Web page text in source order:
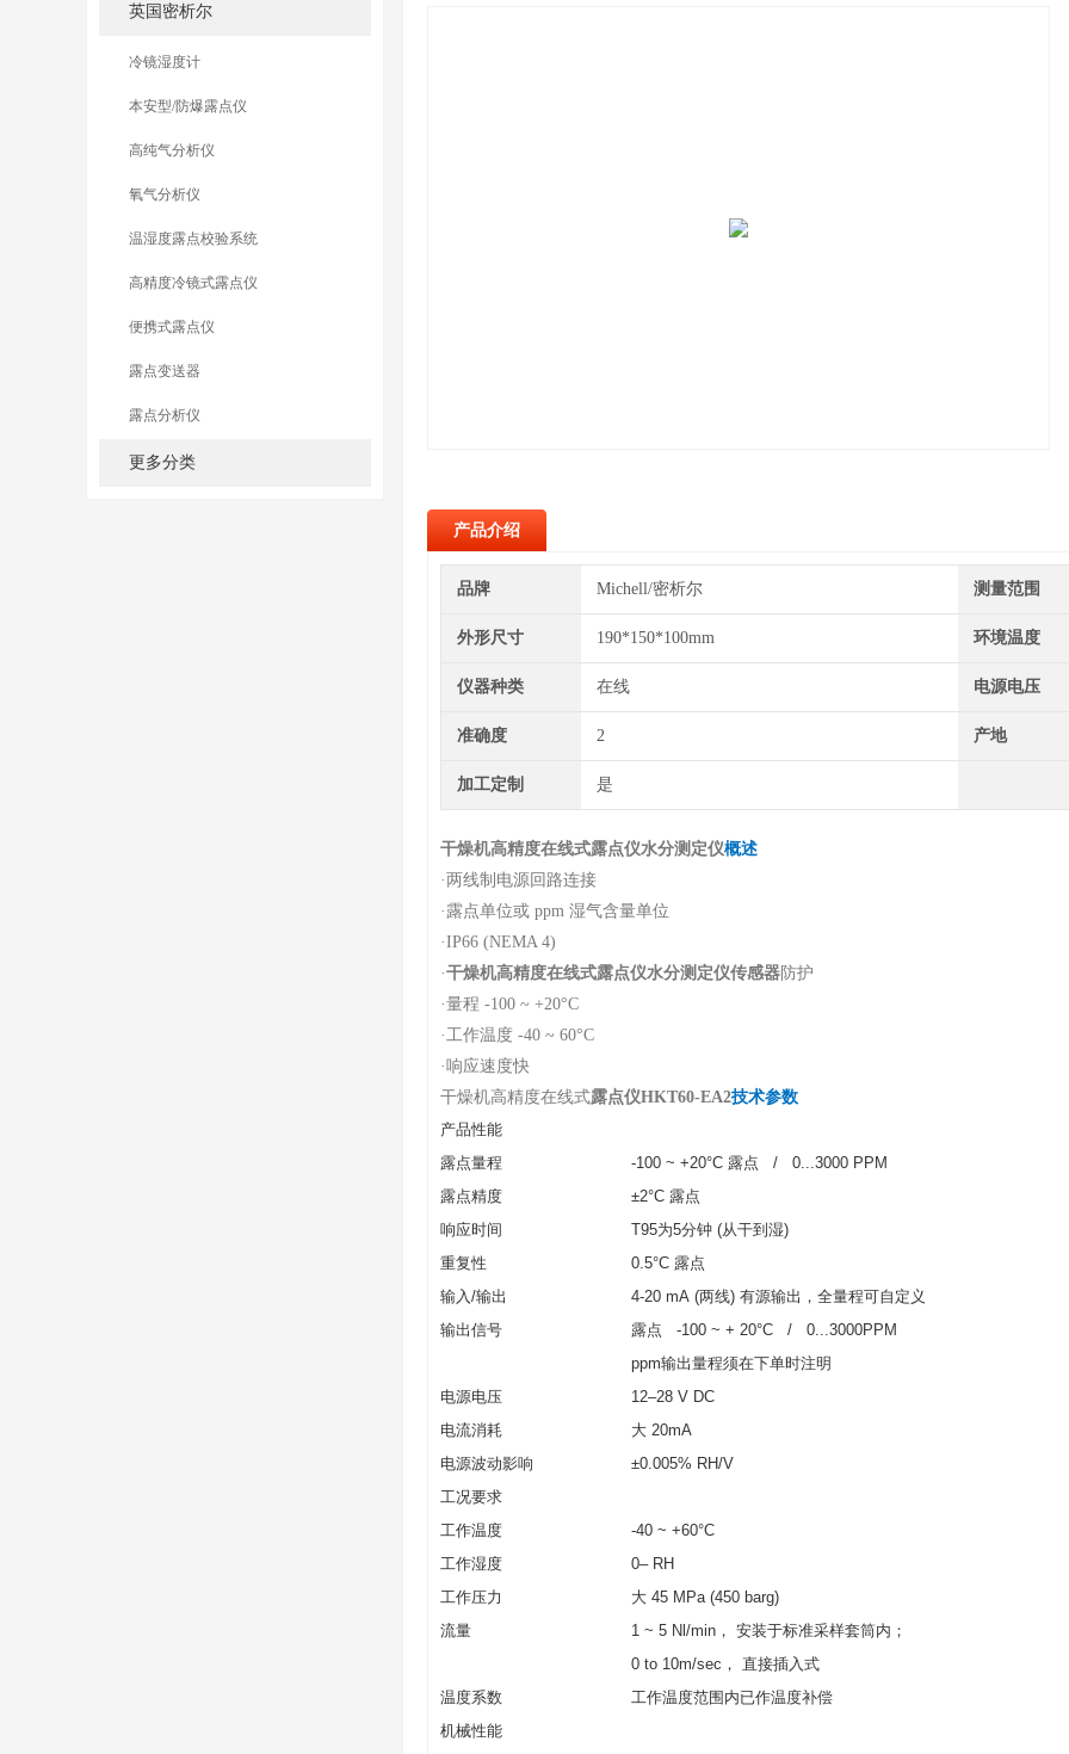
英国密析尔
冷镜湿度计
本安型/防爆露点仪
高纯气分析仪
氧气分析仪
温湿度露点校验系统
高精度冷镜式露点仪
便携式露点仪
露点变送器
露点分析仪
更多分类
产品介绍
品牌 Michell/密析尔 测量范围
外形尺寸 190*150*100mm 环境温度
仪器种类 在线 电源电压
准确度 2 产地
加工定制 是
干燥机高精度在线式露点仪水分测定仪概述
· 两线制电源回路连接
· 露点单位或 ppm 湿气含量单位
·IP66 (NEMA 4)
·干燥机高精度在线式露点仪水分测定仪传感器防护
·量程 -100 ~ +20°C
·工作温度 -40 ~ 60°C
·响应速度快
干燥机高精度在线式露点仪HKT60-EA2技术参数
产品性能
露点量程
-100 ~ +20°C 露点 / 0...3000 PPM
露点精度
±2°C 露点
响应时间
T95为5分钟 (从干到湿)
重复性
0.5°C 露点
输入/输出
4-20 mA (两线) 有源输出，全量程可自定义
输出信号
露点 -100 ~ + 20°C / 0...3000PPM
ppm输出量程须在下单时注明
电源电压
12–28 V DC
电流消耗
大 20mA
电源波动影响
±0.005% RH/V
工况要求
工作温度
-40 ~ +60°C
工作湿度
0– RH
工作压力
大 45 MPa (450 barg)
流量
1 ~ 5 Nl/min， 安装于标准采样套筒内；
0 to 10m/sec， 直接插入式
温度系数
工作温度范围内已作温度补偿
机械性能